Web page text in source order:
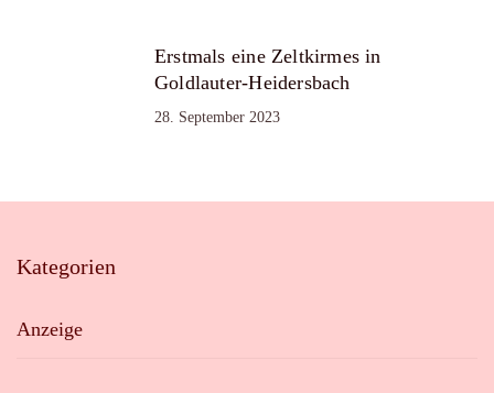
Erstmals eine Zeltkirmes in
Goldlauter-Heidersbach
28. September 2023
Kategorien
Anzeige